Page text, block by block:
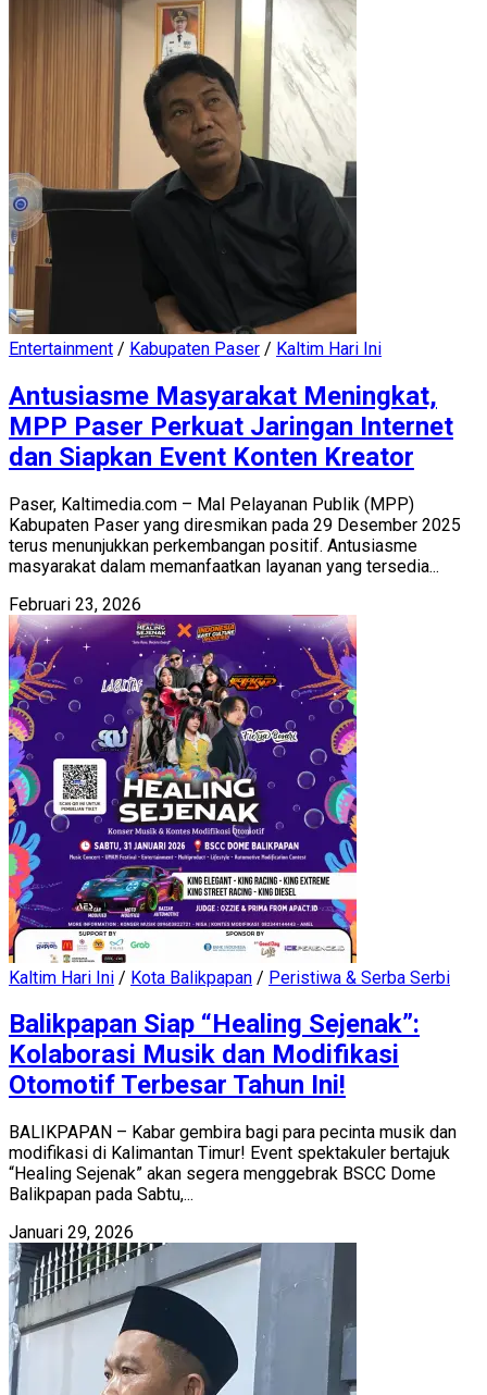
Entertainment / Kabupaten Paser / Kaltim Hari Ini
Antusiasme Masyarakat Meningkat,
MPP Paser Perkuat Jaringan Internet
dan Siapkan Event Konten Kreator
Paser, Kaltimedia.com – Mal Pelayanan Publik (MPP)
Kabupaten Paser yang diresmikan pada 29 Desember 2025
terus menunjukkan perkembangan positif. Antusiasme
masyarakat dalam memanfaatkan layanan yang tersedia...
Februari 23, 2026
Kaltim Hari Ini / Kota Balikpapan / Peristiwa & Serba Serbi
Balikpapan Siap “Healing Sejenak”:
Kolaborasi Musik dan Modifikasi
Otomotif Terbesar Tahun Ini!
​BALIKPAPAN – Kabar gembira bagi para pecinta musik dan
modifikasi di Kalimantan Timur! Event spektakuler bertajuk
“Healing Sejenak” akan segera menggebrak BSCC Dome
Balikpapan pada Sabtu,...
Januari 29, 2026